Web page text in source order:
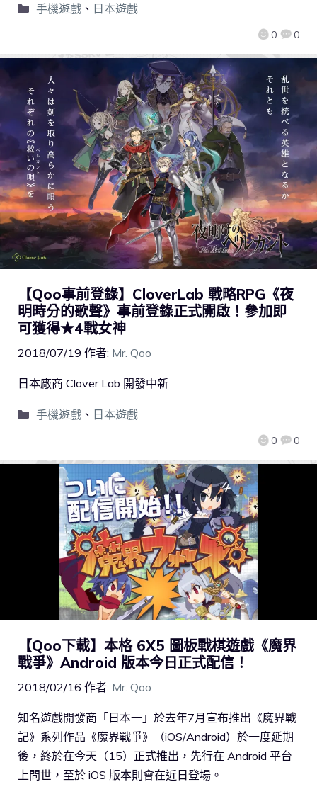
0 0
手機遊戲、 日本遊戲
【Qoo事前登錄】CloverLab 戰略RPG《夜
明時分的歌聲》事前登錄正式開啟！參加即
可獲得★4戰女神
2018/07/19 作者: Mr. Qoo
0 0
日本廠商 Clover Lab 開發中新
手機遊戲、 日本遊戲
【Qoo下載】本格 6X5 圖板戰棋遊戲《魔界
戰爭》Android 版本今日正式配信！
2018/02/16 作者: Mr. Qoo
知名遊戲開發商「日本一」於去年7月宣布推出《魔界戰
記》系列作品《魔界戰爭》（iOS/Android）於一度延期
後，終於在今天（15）正式推出，先行在 Android 平台
上問世，至於 iOS 版本則會在近日登場。